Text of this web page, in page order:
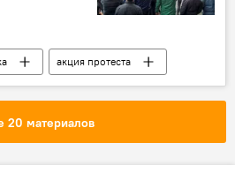
акция протеста
20 материалов